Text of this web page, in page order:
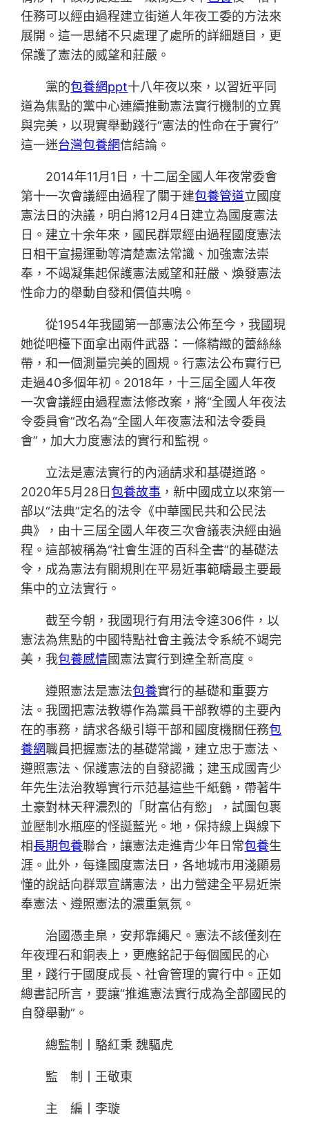
任務可以經由過程建立街道人年夜工委的方法來
展開。這一思緒不只處理了處所的詳細題目，更
保護了憲法的威望和莊嚴。
黨的包養網ppt十八年夜以來，以習近平同
道為焦點的黨中心連續推動憲法實行機制的立異
與完美，以現實舉動踐行“憲法的性命在于實行”
這一迷台灣包養網信結論。
2014年11月1日，十二屆全國人年夜常委會
第十一次會議經由過程了關于建包養管道立國度
憲法日的決議，明白將12月4日建立為國度憲法
日。建立十余年來，國民群眾經由過程國度憲法
日相干宣揚運動等清楚憲法常識、加強憲法崇
奉，不竭凝集起保護憲法威望和莊嚴、煥發憲法
性命力的舉動自發和價值共鳴。
從1954年我國第一部憲法公佈至今，我國現
她從吧檯下面拿出兩件武器：一條精緻的蕾絲絲
帶，和一個測量完美的圓規。行憲法公布實行已
走過40多個年初。2018年，十三屆全國人年夜
一次會議經由過程憲法修改案，將“全國人年夜法
令委員會”改名為“全國人年夜憲法和法令委員
會”，加大力度憲法的實行和監視。
立法是憲法實行的內涵請求和基礎道路。
2020年5月28日包養故事 ，新中國成立以來第一
部以“法典”定名的法令《中華國民共和公民法
典》，由十三屆全國人年夜三次會議表決經由過
程。這部被稱為“社會生涯的百科全書”的基礎法
令，成為憲法有關規則在平易近事範疇最主要最
集中的立法實行。
截至今朝，我國現行有用法令達306件，以
憲法為焦點的中國特點社會主義法令系統不竭完
美，我包養感情國憲法實行到達全新高度。
遵照憲法是憲法包養實行的基礎和重要方
法。我國把憲法教導作為黨員干部教導的主要內
在的事務，請求各級引導干部和國度機關任務包
養網職員把握憲法的基礎常識，建立忠于憲法、
遵照憲法、保護憲法的自發認識；建玉成國青少
年先生法治教導實行示范基這些千紙鶴，帶著牛
土豪對林天秤濃烈的「財富佔有慾」，試圖包裹
並壓制水瓶座的怪誕藍光。地，保持線上與線下
相長期包養聯合，讓憲法走進青少年日常包養生
涯。此外，每逢國度憲法日，各地城市用淺顯易
懂的說話向群眾宣講憲法，出力營建全平易近崇
奉憲法、遵照憲法的濃重氣氛。
治國憑圭臬，安邦靠繩尺。憲法不該僅刻在
年夜理石和銅表上，更應銘記于每個國民的心
里，踐行于國度成長、社會管理的實行中。正如
總書記所言，要讓“推進憲法實行成為全部國民的
自發舉動”。
總監制丨駱紅秉 魏驅虎
監 制丨王敬東
主 編丨李璇